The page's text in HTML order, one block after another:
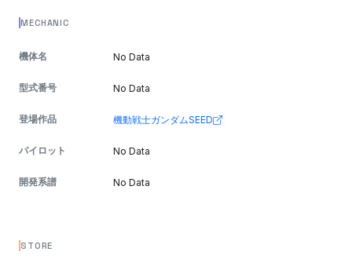
MECHANIC
機体名 No Data
型式番号 No Data
登場作品 機動戦士ガンダムSEED
パイロット No Data
開発系譜 No Data
STORE